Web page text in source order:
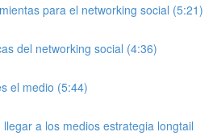
para el networking social (5:21)
del networking social (4:36)
el medio (5:44)
llegar a los medios estrategia longtail